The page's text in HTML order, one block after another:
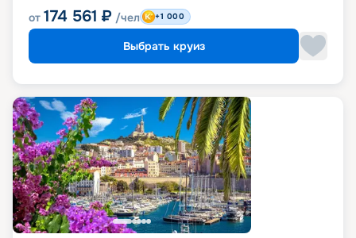
от 174 561 ₽ /чел +1 000
Выбрать круиз